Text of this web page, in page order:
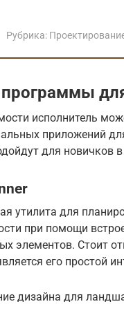
Рубрика:
исполнитель
приложений
для новичков
утилита для
при помощи
элементов. Стоит
его простой
дизайна для